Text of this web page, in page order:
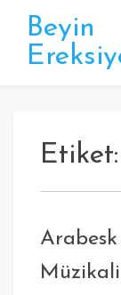
Beyin
Etiket:
Arabesk
Müzikali